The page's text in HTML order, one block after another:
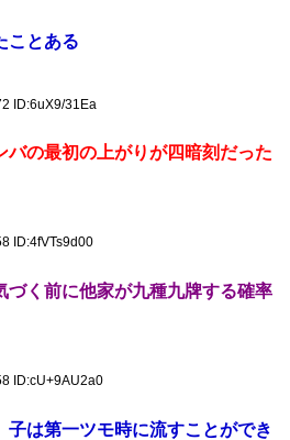
ことある
ID:6uX9/31Ea
バの最初の上がりが四暗刻だった
ID:4fVTs9d00
づく前に他家が九種九牌する確率
ID:cU+9AU2a0
子は第一ツモ時に流すことができ